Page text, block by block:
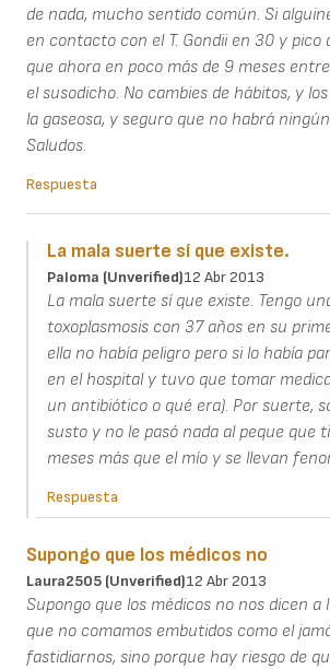
de nada, mucho sentido común. Si
en contacto con el T. Gondii en 30 y pico
que ahora en poco más de 9 meses
el susodicho. No cambies de hábitos, y
la gaseosa, y seguro que no habrá
Saludos.
Respuesta
La mala suerte sí que existe.
Paloma (unverified)12 Abr 2013
La mala suerte sí que existe. Tengo
toxoplasmosis con 37 años en su
ella no había peligro pero si lo había
en el hospital y tuvo que tomar
un antibiótico o qué era). Por suerte,
susto y no le pasó nada al peque que
meses más que el mío y se llevan
Respuesta
Supongo que los médicos no
Laura2505 (unverified)12 Abr 2013
Supongo que los médicos no nos dicen a
que no comamos embutidos como el
fastidiarnos, sino porque hay riesgo de